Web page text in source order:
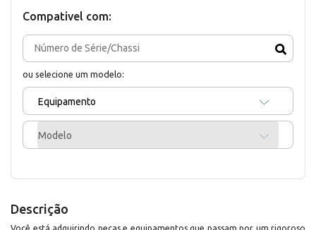
Compativel com:
ou selecione um modelo:
Equipamento
Modelo
Descrição